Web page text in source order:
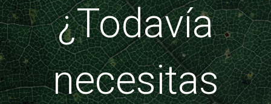
¿Todavía
necesitas